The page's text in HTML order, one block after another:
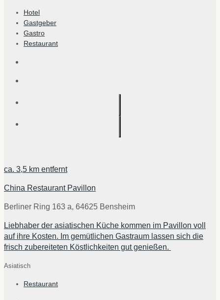
Hotel
Gastgeber
Gastro
Restaurant
ca. 3,5 km entfernt
China Restaurant Pavillon
Berliner Ring 163 a, 64625 Bensheim
Liebhaber der asiatischen Küche kommen im Pavillon voll
auf ihre Kosten. Im gemütlichen Gastraum lassen sich die
frisch zubereiteten Köstlichkeiten gut genießen.
Asiatisch
Restaurant